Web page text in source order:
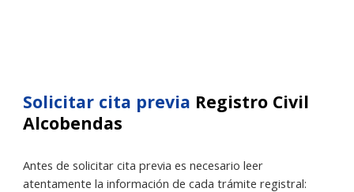
Solicitar cita previa Registro Civil
Alcobendas
Antes de solicitar cita previa es necesario leer
atentamente la información de cada trámite registral: